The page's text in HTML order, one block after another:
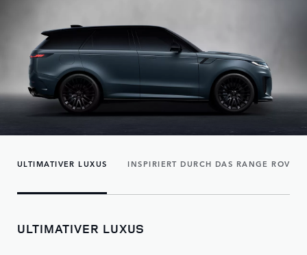
ULTIMATIVER LUXUS INSPIRIERT DURCH DAS RANGE ROVER
ULTIMATIVER LUXUS